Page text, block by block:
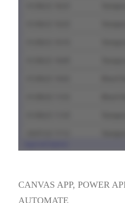
CANVAS APP, POWER
AUTOMATE